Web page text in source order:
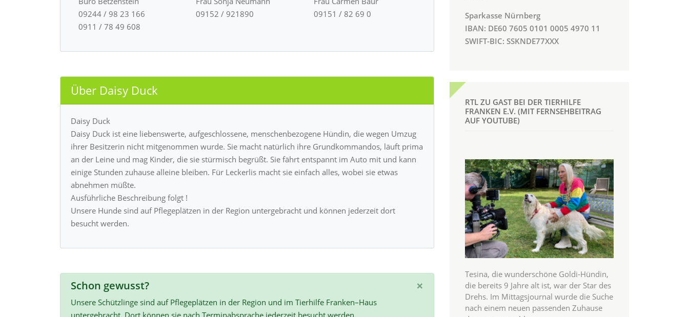
09244 / 98 23 166
0911 / 78 49 608
09152 / 921890
09151 / 82 69 0
Über Daisy Duck
Daisy Duck
Daisy Duck ist eine liebenswerte, aufgeschlossene, menschenbezogene Hündin, die wegen Umzug
ihrer Besitzerin nicht mitgenommen wurde. Sie macht natürlich ihre Grundkommandos, läuft prima
an der Leine und mag Kinder, die sie stürmisch begrüßt. Sie fährt entspannt im Auto mit und kann
einige Stunden zuhause alleine bleiben. Für Leckerlis macht sie einfach alles, wobei sie etwas
abnehmen müßte.
Ausführliche Beschreibung folgt !
Unsere Hunde sind auf Pflegeplätzen in der Region untergebracht und können jederzeit dort
besucht werden.
×
Schon gewusst?
Unsere Schützlinge sind auf Pflegeplätzen in der Region und im Tierhilfe Franken–Haus
untergebracht. Dort können sie nach Terminabsprache jederzeit besucht werden.
Sparkasse Nürnberg
IBAN: DE60 7605 0101 0005 4970 11
SWIFT-BIC: SSKNDE77XXX
RTL ZU GAST BEI DER TIERHILFE
FRANKEN E.V. (MIT FERNSEHBEITRAG
AUF YOUTUBE)
Tesina, die wunderschöne Goldi-Hündin,
die bereits 9 Jahre alt ist, war der Star des
Drehs. Im Mittagsjournal wurde die Suche
nach einem neuen passenden Zuhause